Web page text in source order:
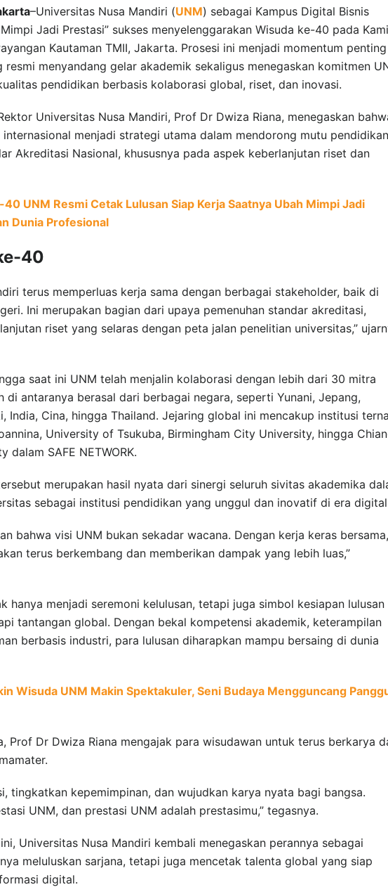
–Universitas Nusa Mandiri (UNM) sebagai Kampus Digital Bisnis
Jadi Prestasi” sukses menyelenggarakan Wisuda ke-40 pada
Kautaman TMII, Jakarta. Prosesi ini menjadi momentum penting
resmi menyandang gelar akademik sekaligus menegaskan komitmen
pendidikan berbasis kolaborasi global, riset, dan inovasi.
Universitas Nusa Mandiri, Prof Dr Dwiza Riana, menegaskan
internasional menjadi strategi utama dalam mendorong mutu pendidikan
Akreditasi Nasional, khususnya pada aspek keberlanjutan riset dan
UNM Resmi Cetak Lulusan Siap Kerja Saatnya Ubah Mimpi Jadi
Dunia Profesional
40
terus memperluas kerja sama dengan berbagai stakeholder, baik di
Ini merupakan bagian dari upaya pemenuhan standar akreditasi,
riset yang selaras dengan peta jalan penelitian universitas,”
saat ini UNM telah menjalin kolaborasi dengan lebih dari 30 mitra
di antaranya berasal dari berbagai negara, seperti Yunani, Jepang,
India, Cina, hingga Thailand. Jejaring global ini mencakup institusi
University of Tsukuba, Birmingham City University, hingga
dalam SAFE NETWORK.
merupakan hasil nyata dari sinergi seluruh sivitas akademika
sebagai institusi pendidikan yang unggul dan inovatif di era
bahwa visi UNM bukan sekadar wacana. Dengan kerja keras bersama,
terus berkembang dan memberikan dampak yang lebih luas,”
hanya menjadi seremoni kelulusan, tetapi juga simbol kesiapan lulusan
tantangan global. Dengan bekal kompetensi akademik, keterampilan
berbasis industri, para lulusan diharapkan mampu bersaing di dunia
Wisuda UNM Makin Spektakuler, Seni Budaya Mengguncang
Prof Dr Dwiza Riana mengajak para wisudawan untuk terus berkarya
tingkatkan kepemimpinan, dan wujudkan karya nyata bagi bangsa.
UNM, dan prestasi UNM adalah prestasimu,” tegasnya.
Universitas Nusa Mandiri kembali menegaskan perannya sebagai
meluluskan sarjana, tetapi juga mencetak talenta global yang siap
digital.